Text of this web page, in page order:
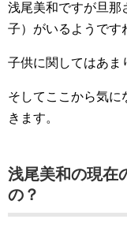
浅尾美和ですが旦那
子）がいるようです
子供に関してはあま
そしてここから気に
きます。
浅尾美和の現在
の？